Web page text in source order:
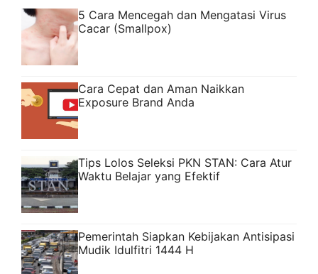
5 Cara Mencegah dan Mengatasi Virus
Cacar (Smallpox)
Cara Cepat dan Aman Naikkan
Exposure Brand Anda
Tips Lolos Seleksi PKN STAN: Cara Atur
Waktu Belajar yang Efektif
Pemerintah Siapkan Kebijakan Antisipasi
Mudik Idulfitri 1444 H